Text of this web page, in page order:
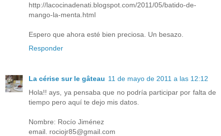
http://lacocinadenati.blogspot.com/2011/05/batido-de-
mango-la-menta.html
Espero que ahora esté bien preciosa. Un besazo.
Responder
La cérise sur le gâteau 11 de mayo de 2011 a las 12:12
Hola!! ays, ya pensaba que no podría participar por falta de
tiempo pero aquí te dejo mis datos.
Nombre: Rocío Jiménez
email. rociojr85@gmail.com